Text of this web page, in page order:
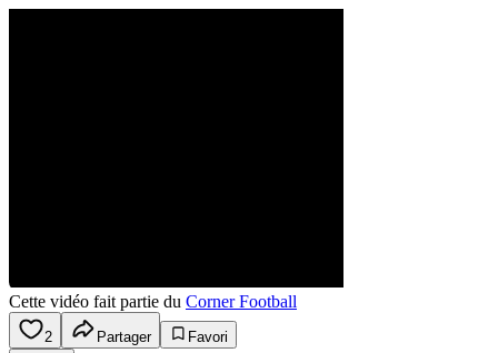
Cette vidéo fait partie du Corner Football
2 Partager
Favori